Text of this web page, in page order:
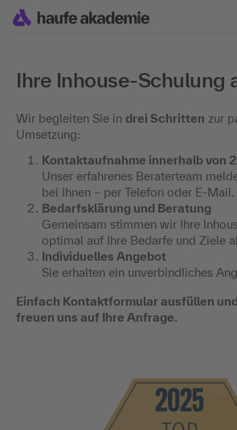
Ihre Inhouse-Schulung
Wir begleiten Sie in drei Schritten zur
Umsetzung:
Kontaktaufnahme innerhalb von
Unser erfahrenes Beraterteam
bei Ihnen – per Telefon oder E-Mail.
Bedarfsklärung und Beratung
Gemeinsam stimmen wir Ihre
optimal auf Ihre Bedarfe und Ziele
Individuelles Angebot
Sie erhalten ein unverbindliches
Einfach Kontaktformular ausfüllen
freuen uns auf Ihre Anfrage.